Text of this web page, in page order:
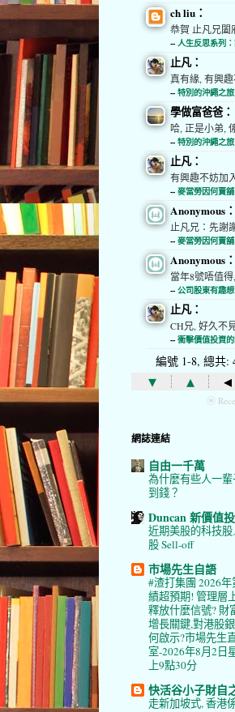
ch liu：
恭賀 止凡兄闔
-- 人生反思系列：許
止凡：
真有緣, 有興
-- 特別的沖繩之旅，
學做富爸爸：
哈, 正是小弟,
-- 特別的沖繩之旅，
止凡：
有興趣不妨加
-- 麥當勞因何賣舖
Anonymous：
止凡兄：先謝
-- 麥當勞因何賣舖
Anonymous：
當年8號唔值得
-- 公司股東有趣
止凡：
CH兄, 好久不
-- 衝擊價值投資
編號 1-8, 總共:
▾ ▴ ◂
ⓦ
網誌連結
自由一千萬
為什麼有些人一
到錢？
Duncan 新價值
近期美股的科技
股 Sell-off
市場先生自語
#渣打集團 2026
績超預期! 管理層
釋放什麼信號? 財
增長關鍵,對港股
何啟示?市場先生
室-2026年8月2日
上9點30分
快活谷小子財自
走新加坡式, 香港